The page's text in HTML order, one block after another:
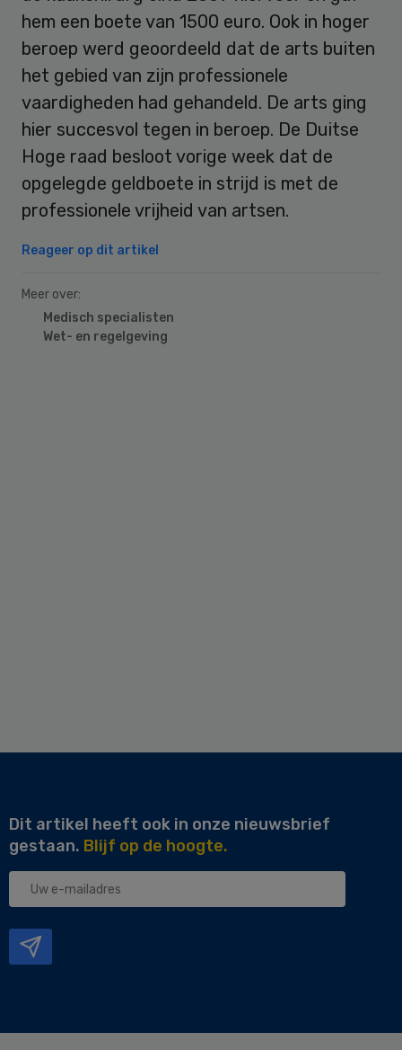
hem een boete van 1500 euro. Ook in hoger
beroep werd geoordeeld dat de arts buiten
het gebied van zijn professionele
vaardigheden had gehandeld. De arts ging
hier succesvol tegen in beroep. De Duitse
Hoge raad besloot vorige week dat de
opgelegde geldboete in strijd is met de
professionele vrijheid van artsen.
Reageer op dit artikel
Meer over:
Medisch specialisten
Wet- en regelgeving
Dit artikel heeft ook in onze nieuwsbrief
gestaan. Blijf op de hoogte.
Uw